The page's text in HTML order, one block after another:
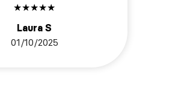
★★★★★
Laura S
01/10/2025